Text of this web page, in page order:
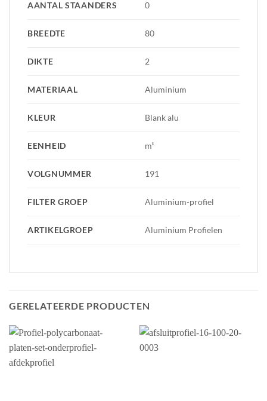
AANTAL STAANDERS 0
BREEDTE 80
DIKTE 2
MATERIAAL Aluminium
KLEUR Blank alu
EENHEID m¹
VOLGNUMMER 191
FILTER GROEP Aluminium-profiel
ARTIKELGROEP Aluminium Profielen
GERELATEERDE PRODUCTEN